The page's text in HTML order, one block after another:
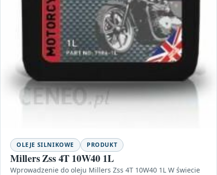
OLEJE SILNIKOWE PRODUKT
Millers Zss 4T 10W40 1L
Wprowadzenie do oleju Millers Zss 4T 10W40 1L W świecie